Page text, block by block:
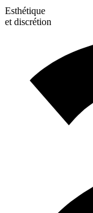
Esthétique
et discrétion